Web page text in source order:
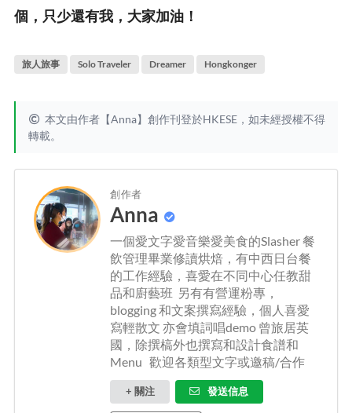
個，只少還有我，大家加油！
旅人旅事 Solo Traveler Dreamer Hongkonger
本文由作者【Anna】創作刊登於HKESE，如未經授權不得
轉載。
創作者
Anna
一個愛文字愛音樂愛美食的Slasher 餐
飲管理畢業修讀烘焙，有中西日台餐
的工作經驗，喜愛在不同中心任教甜
品和廚藝班 另有有營運粉專，
blogging 和文案撰寫經驗，個人喜愛
寫輕散文 亦會填詞唱demo 曾旅居英
國，除撰槁外也撰寫和設計食譜和
Menu 歡迎各類型文字或邀稿/合作
+ 關注 發送信息